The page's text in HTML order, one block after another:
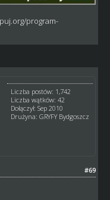
program-
Liczba postów: 1,742
Liczba wątków: 42
Dołączył: Sep 2010
Drużyna: GRYFY Bydgoszcz
#69